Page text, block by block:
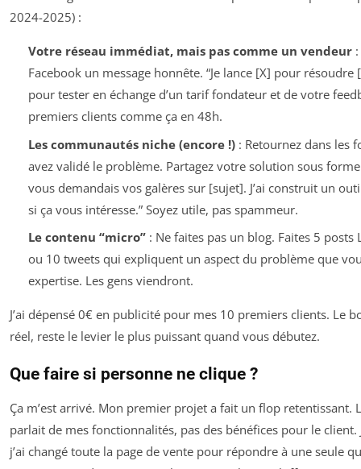
2024-2025) :
Votre réseau immédiat, mais pas comme un vendeur:
Facebook un message honnête. “Je lance [X] pour résoudre
pour tester en échange d’un tarif fondateur et de votre
premiers clients comme ça en 48h.
Les communautés niche (encore !): Retournez dans les
avez validé le problème. Partagez votre solution sous
vous demandais vos galères sur [sujet]. J’ai construit un
si ça vous intéresse.” Soyez utile, pas spammeur.
Le contenu “micro”: Ne faites pas un blog. Faites 5 posts
ou 10 tweets qui expliquent un aspect du problème que
expertise. Les gens viendront.
J’ai dépensé 0€ en publicité pour mes 10 premiers clients. Le
réel, reste le levier le plus puissant quand vous débutez.
Que faire si personne ne clique ?
Ça m’est arrivé. Mon premier projet a fait un flop retentissant.
parlait de mes fonctionnalités, pas des bénéfices pour le client.
j’ai changé toute la page de vente pour répondre à une seule